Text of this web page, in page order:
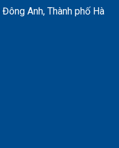
Anh, Thành phố Hà